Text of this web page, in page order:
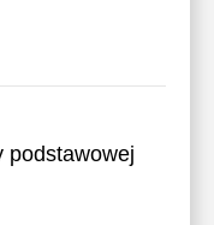
podstawowej